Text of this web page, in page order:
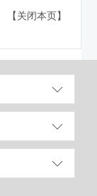
【关闭本页】